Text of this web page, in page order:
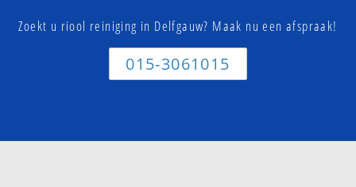
Zoekt u riool reiniging in Delfgauw? Maak nu een afspraak!
015-3061015